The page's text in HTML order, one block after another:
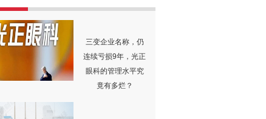
三变企业名称，仍
连续亏损9年，光正
眼科的管理水平究
竟有多烂？